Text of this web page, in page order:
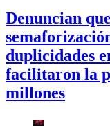
Denuncian
duplicidades
facilitaron la
millones